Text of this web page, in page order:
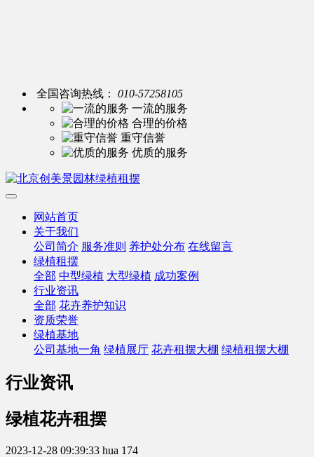
全国咨询热线：
010-57258105
一流的服务
合理的价格
重守信誉
优质的服务
网站首页
关于我们
公司简介 服务准则 养护处分布 在线留言
绿植租摆
全部 中型绿植 大型绿植 成功案例
行业资讯
全部 花卉养护知识
资质荣誉
绿植基地
公司基地一角 绿植展厅 花卉租摆大棚 绿植租摆大棚
行业资讯
绿植花卉租摆
2023-12-28 09:39:33 hua 174